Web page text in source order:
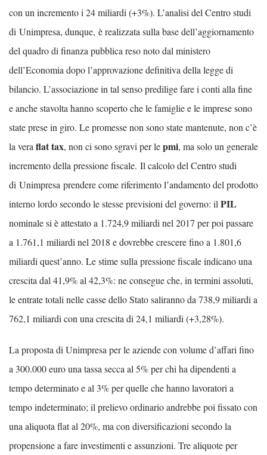
con un incremento i 24 miliardi (+3%). L’analisi del Centro studi
di Unimpresa, dunque, è realizzata sulla base dell’aggiornamento
del quadro di finanza pubblica reso noto dal ministero
dell’Economia dopo l’approvazione definitiva della legge di
bilancio. L’associazione in tal senso predilige fare i conti alla fine
e anche stavolta hanno scoperto che le famiglie e le imprese sono
state prese in giro. Le promesse non sono state mantenute, non c’è
la vera flat tax, non ci sono sgravi per lepmi, ma solo un generale
incremento della pressione fiscale. Il calcolo del Centro studi
di Unimpresa prendere come riferimento l’andamento del prodotto
interno lordo secondo le stesse previsioni del governo: il PIL
nominale si è attestato a 1.724,9 miliardi nel 2017 per poi passare
a 1.761,1 miliardi nel 2018 e dovrebbe crescere fino a 1.801,6
miliardi quest’anno. Le stime sulla pressione fiscale indicano una
crescita dal 41,9% al 42,3%: ne consegue che, in termini assoluti,
le entrate totali nelle casse dello Stato saliranno da 738,9 miliardi a
762,1 miliardi con una crescita di 24,1 miliardi (+3,28%).
La proposta di Unimpresa per le aziende con volume d’affari fino
a 300.000 euro una tassa secca al 5% per chi ha dipendenti a
tempo determinato e al 3% per quelle che hanno lavoratori a
tempo indeterminato; il prelievo ordinario andrebbe poi fissato con
una aliquota flat al 20%, ma con diversificazioni secondo la
propensione a fare investimenti e assunzioni. Tre aliquote per